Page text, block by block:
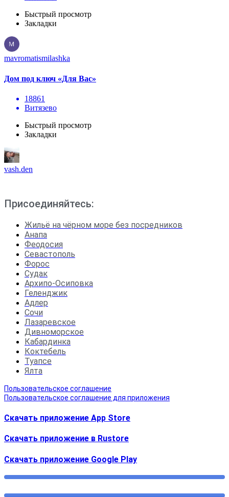
Быстрый просмотр
Закладки
mavromatismilashka
Дом под ключ «Для Вас»
18861
Витязево
Быстрый просмотр
Закладки
vash.den
Присоединяйтесь:
Жильё на чёрном море без посредников
Анапа
Феодосия
Севастополь
Форос
Судак
Архипо-Осиповка
Геленджик
Адлер
Сочи
Лазаревское
Дивноморское
Кабардинка
Коктебель
Туапсе
Ялта
Пользовательское соглашение
Пользовательское соглашение для приложения
Скачать приложение App Store
Скачать приложение в Rustore
Cкачать приложение Google Play